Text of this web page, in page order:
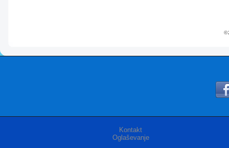
©
Kontakt
Oglaševanje